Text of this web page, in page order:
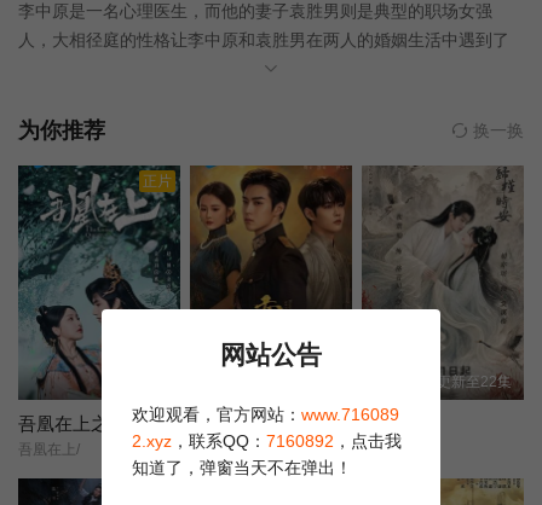
第12集 第13集 第14集
第21集 第22集 第09集
第10集 第23集 第24集
第25集 第26集 第27集
第28集 第29集
第31集 第33集
李中原是一名心理医生，而他的妻子袁胜男则是典型的职场女强
人，大相径庭的性格让李中原和袁胜男在两人的婚姻生活中遇到了
很多的困难，也产生了很多的矛盾，最终，对感情失去了信心的两
承载了两家人全部的希望，因此，两人决定暂时对他们的家人隐瞒
王子荐，这两个人的出现在短时间内让李中原和袁胜男误以为他们
终于寻找到了真爱。但随着时间的推移，他们都开始怀疑，当初的
选择是否正确。
为你推荐 换一换
正片
吾凰在上之凤御四方
吾凰在上/
南戏
张景昀/赵奂然/吉舒亦/
更新至22集
长夜如歌
云归槿时安/
网站公告
欢迎观看，官方网站： www.716089
2.xyz ，联系QQ： 7160892 ，点击我
知道了，弹窗当天不在弹出！